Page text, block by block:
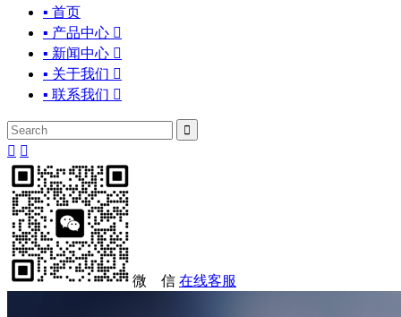
▪ 首页
▪ 产品中心 
▪ 新闻中心 
▪ 关于我们 
▪ 联系我们 

 
微 信 在线客服